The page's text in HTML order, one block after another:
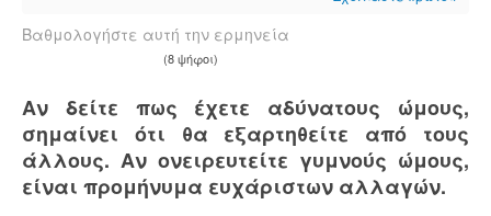
Βαθμολογήστε αυτή την ερμηνεία
(8 ψήφοι)
Αν δείτε πως έχετε αδύνατους ώμους,
σημαίνει ότι θα εξαρτηθείτε από τους
άλλους. Αν ονειρευτείτε γυμνούς ώμους,
είναι προμήνυμα ευχάριστων αλλαγών.